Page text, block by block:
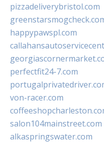
pizzadeliverybristol.com
happypawspl.com
perfectfit24-7.com
von-racer.com
salon104mainstreet.com
alkaspringswater.com